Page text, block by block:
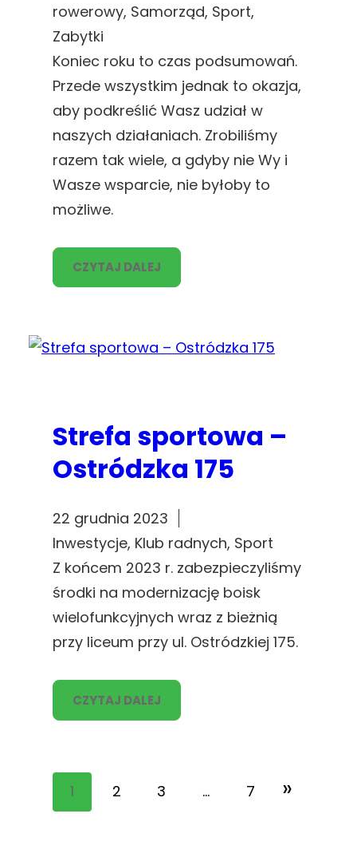
rowerowy, Samorząd, Sport
Zabytki
Koniec roku to czas podsumowań.
Przede wszystkim jednak to okazja,
aby podkreślić Wasz udział w
naszych działaniach. Zrobiliśmy
razem tak wiele, a gdyby nie Wy i
Wasze wsparcie, nie byłoby to
możliwe.
CZYTAJ DALEJ
Strefa sportowa –
Ostródzka 175
22 grudnia 2023
Inwestycje, Klub radnych, Sport
Z końcem 2023 r. zabezpieczyliśmy
środki na modernizację boisk
wielofunkcyjnych wraz z bieżnią
przy liceum przy ul. Ostródzkiej 175.
CZYTAJ DALEJ
1 2 3 … 7 »